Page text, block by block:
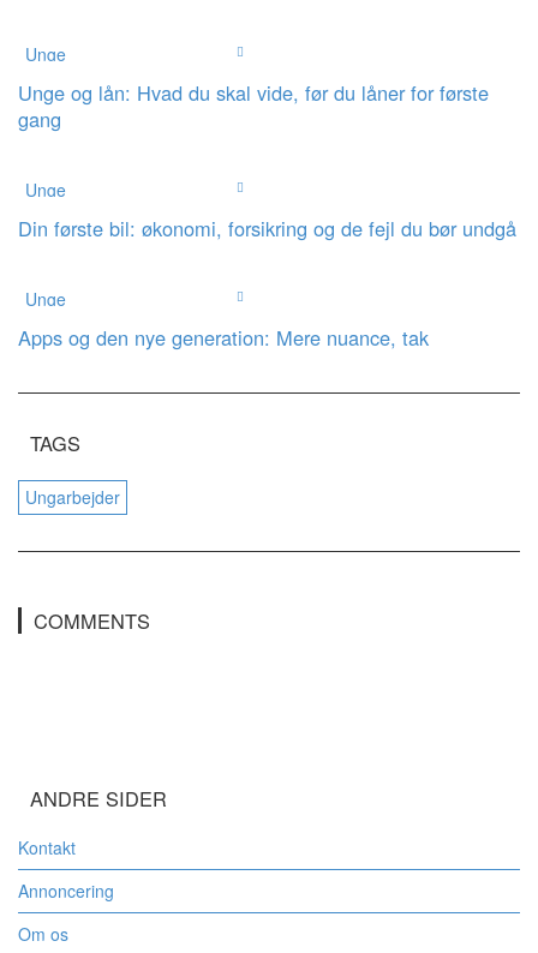
Unge
Unge og lån: Hvad du skal vide, før du låner for første
gang
Unge
Din første bil: økonomi, forsikring og de fejl du bør undgå
Unge
Apps og den nye generation: Mere nuance, tak
TAGS
Ungarbejder
COMMENTS
ANDRE SIDER
Kontakt
Annoncering
Om os